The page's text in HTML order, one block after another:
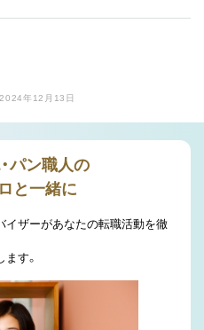
2024年12月13日
パン職人の
と一緒に
イザーがあなたの転職活動を徹
す。